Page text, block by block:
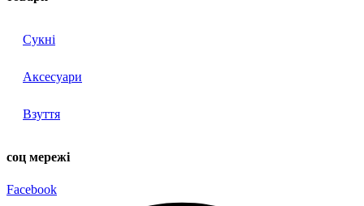
Сукні
Аксесуари
Взуття
соц мережі
Facebook